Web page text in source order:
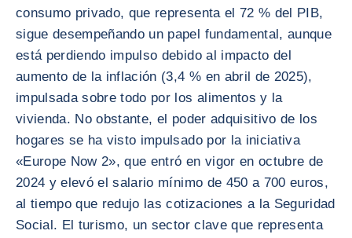
consumo privado, que representa el 72 % del PIB,
sigue desempeñando un papel fundamental, aunque
está perdiendo impulso debido al impacto del
aumento de la inflación (3,4 % en abril de 2025),
impulsada sobre todo por los alimentos y la
vivienda. No obstante, el poder adquisitivo de los
hogares se ha visto impulsado por la iniciativa
«Europe Now 2», que entró en vigor en octubre de
2024 y elevó el salario mínimo de 450 a 700 euros,
al tiempo que redujo las cotizaciones a la Seguridad
Social. El turismo, un sector clave que representa